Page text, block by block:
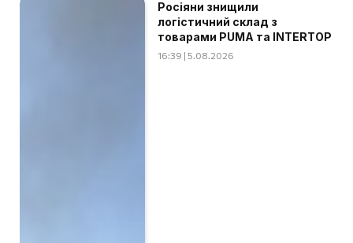
Росіяни знищили
логістичний склад з
товарами PUMA та INTERTOP
16:39 | 5.08.2026